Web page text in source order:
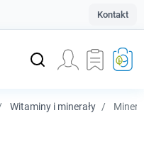
Kontakt
Witaminy i minerały